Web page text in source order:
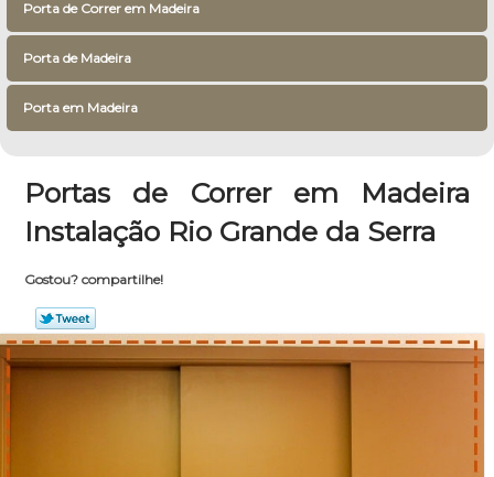
Porta de Correr em Madeira
Porta de Madeira
Porta em Madeira
Portas de Correr em Madeira
Instalação Rio Grande da Serra
Gostou? compartilhe!